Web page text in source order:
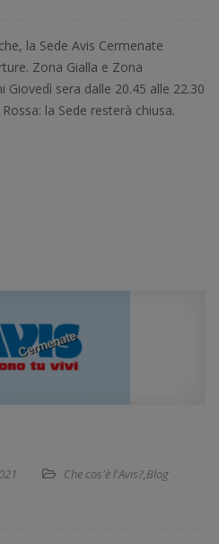
la Sede Avis Cermenate
Zona Gialla e Zona
Giovedì sera dalle 20.45 alle 22.30
la Sede resterà chiusa.
Che cos'è l'Avis?,Blog